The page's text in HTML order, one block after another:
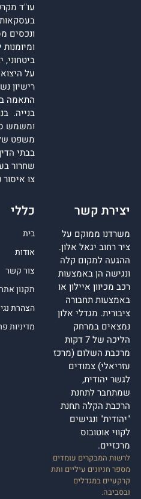
עו"ד
ונכסים
ביטחוני,
על
רישיון
התאמה
בנייה.
ומשמש
משפט
בבתי
שחרור
צו
יצירת קשר
משרדנו ממוקם על
ציר רחוב יגאל אלון.
ההגעה למקום קלה
ונגישה הן באמצעות
רכב מכיוון איילון או
באמצעות תחבורה
ציבורית. מגדלי אלון
נמצאים במרחק
הליכה של 7 דקות
מרכבת השלום (מרכז
עזריאלי) צמודים
לגשר יהודית,
שמתחבר לתחנת
הרכבת הקלה תחנת
"יהודית" ונגישים
לקווי אוטובוס
מרכזיים.
לרשות המבקרים עומדים
מספר חניונים עיליים ותת
קרקעיים במגדלים
ובסביבה.
כללי
בית
אודות
צור קשר
תקנון אתר
הצהרת
מדיניות